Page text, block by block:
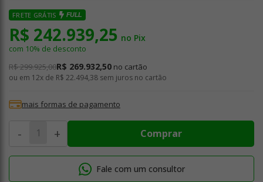
FRETE GRÁTIS FULL
R$ 242.939,25 no Pix
com 10% de desconto
R$ 299.925,00R$ 269.932,50 no cartão
ou em 12x de R$ 22.494,38 sem juros no cartão
mais formas de pagamento
- + Comprar
Fale com um consultor